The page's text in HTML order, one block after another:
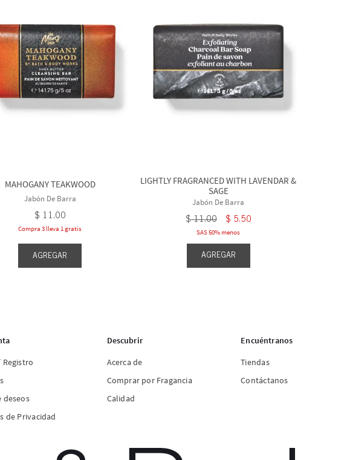
MAHOGANY TEAKWOOD
Jabón De Barra
$ 11.00
Compra 3 lleva 1 gratis
AGREGAR
LIGHTLY FRAGRANCED WITH LAVENDAR &
SAGE
Jabón De Barra
$ 11.00 $ 5.50
SAS 50% menos
AGREGAR
Registro
deseos
de Privacidad
Descubrir
Acerca de
Comprar por Fragancia
Calidad
Encuéntranos
Tiendas
Contáctanos